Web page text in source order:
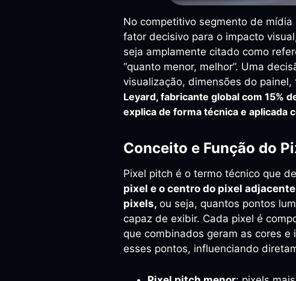
No competitivo segmento de
fator decisivo para o impacto
seja amplamente citado como
“quanto menor, melhor”. Uma
visualização, dimensões do
Leyard, fabricante global com 15%
explica de forma técnica e aplicada
Conceito e Função do
Pixel pitch é o termo técnico que
pixel e o centro do pixel
pixels, ou seja, quantos pontos
capaz de exibir. Cada pixel é
que combinados geram as cores e
esses pontos, influenciando